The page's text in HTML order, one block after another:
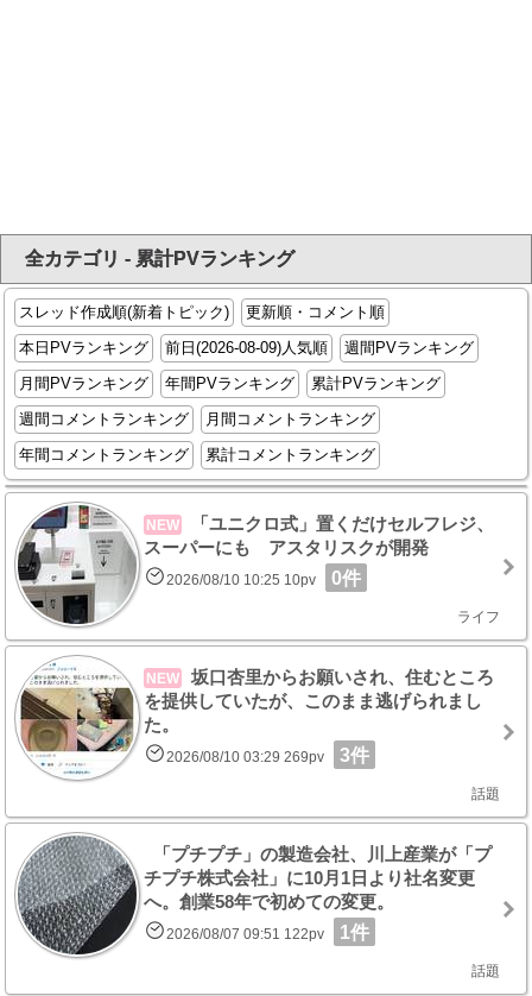
全カテゴリ - 累計PVランキング
スレッド作成順(新着トピック)
更新順・コメント順
本日PVランキング
前日(2026-08-09)人気順
週間PVランキング
月間PVランキング
年間PVランキング
累計PVランキング
週間コメントランキング
月間コメントランキング
年間コメントランキング
累計コメントランキング
NEW
「ユニクロ式」置くだけセルフレジ、
スーパーにも アスタリスクが開発
2026/08/10 10:25 10pv 0件
ライフ
NEW
坂口杏里からお願いされ、住むところ
を提供していたが、このまま逃げられまし
た。
2026/08/10 03:29 269pv 3件
話題
「プチプチ」の製造会社、川上産業が「プ
チプチ株式会社」に10月1日より社名変更
へ。創業58年で初めての変更。
2026/08/07 09:51 122pv 1件
話題